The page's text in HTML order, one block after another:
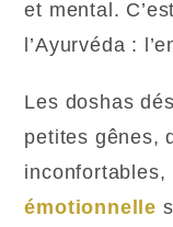
et mental.
l’Ayurvéda :
Les doshas
petites gênes,
inconfortables,
émotionnelle